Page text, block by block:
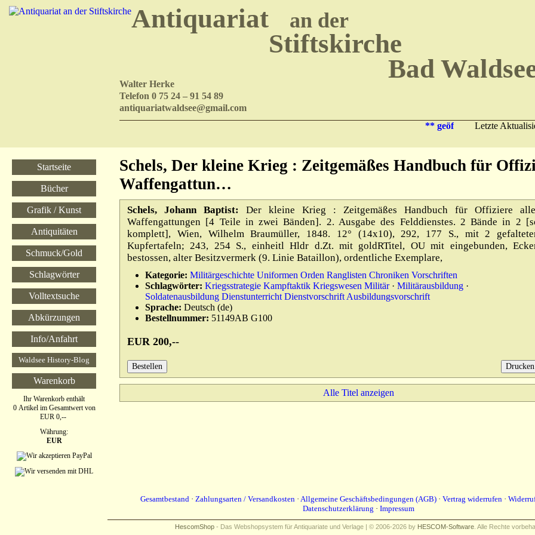
Antiquariat an der
Stiftskirche
Bad
Walter Herke
Telefon 0 75 24 – 91 54 89
antiquariatwaldsee@gmail.com
Letzte
** geöffnet Mo – Fr
Startseite
Bücher
Grafik / Kunst
Antiquitäten
Schmuck/Gold
Schlagwörter
Volltextsuche
Abkürzungen
Info/Anfahrt
Waldsee History-Blog
Warenkorb
Ihr Warenkorb enthält
0 Artikel im Gesamtwert von
EUR 0,--
Währung:
EUR
Schels, Der kleine Krieg : Zeitgemäßes Handbuch für
Waffengattun…
Schels, Johann Baptist:
Der kleine Krieg : Zeitgemäßes Handbuch für Offiziere
Waffengattungen [4 Teile in zwei Bänden]. 2. Ausgabe des Felddienstes. 2 Bände in 2
komplett], Wien, Wilhelm Braumüller, 1848. 12° (14x10), 292, 177 S., mit 2
Kupfertafeln; 243, 254 S., einheitl Hldr d.Zt. mit goldRTitel, OU mit eingebunden,
bestossen, alter Besitzvermerk (9. Linie Bataillon), ordentliche Exemplare,
Kategorie: Militärgeschichte Uniformen Orden Ranglisten Chroniken Vorschriften
Schlagwörter: Kriegsstrategie Kampftaktik Kriegswesen Militär· Militärausbildung ·
Soldatenausbildung Dienstunterricht Dienstvorschrift Ausbildungsvorschrift
Sprache: Deutsch (de)
Bestellnummer: 51149AB G100
EUR 200,--
Alle Titel anzeigen
Gesamtbestand · Zahlungsarten / Versandkosten · Allgemeine Geschäftsbedingungen (AGB) · Vertrag widerrufen ·
Datenschutzerklärung · Impressum
HescomShop - Das Webshopsystem für Antiquariate und Verlage | © 2006-2026 by HESCOM-Software . Alle Rechte